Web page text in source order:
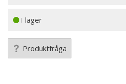
I lager
Produktfråga